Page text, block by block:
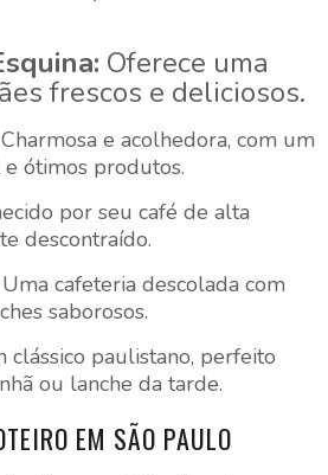
Oferece uma
frescos e deliciosos.
Charmosa e acolhedora, com um
ótimos produtos.
por seu café de alta
descontraído.
cafeteria descolada com
saborosos.
clássico paulistano, perfeito
ou lanche da tarde.
EM SÃO PAULO